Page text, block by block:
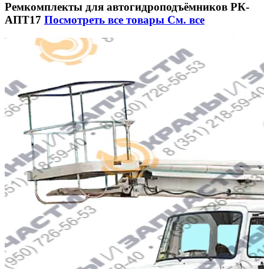
Ремкомплекты для автогидроподъёмников РК-
АПТ17 Посмотреть все товары См. все